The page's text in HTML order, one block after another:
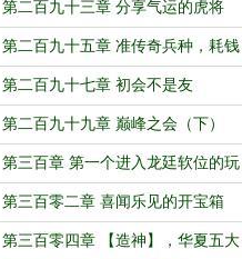
刀神！
第二百九十三章 分享气运的虎将
第二百九十五章 准传奇兵种，耗钱
机器！
第二百九十七章 初会不是友
第二百九十九章 巅峰之会（下）
第三百章 第一个进入龙廷软位的玩
家
第三百零二章 喜闻乐见的开宝箱
第三百零四章 【造神】，华夏五大